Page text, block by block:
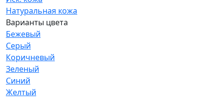
Натуральная кожа
Варианты цвета
Бежевый
Серый
Коричневый
Зеленый
Синий
Желтый